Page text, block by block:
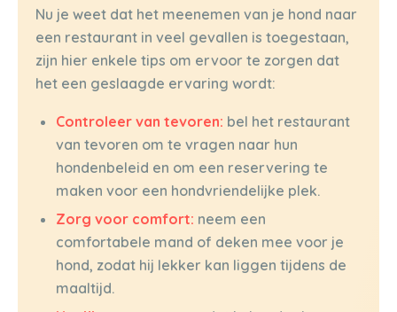
Nu je weet dat het meenemen van je hond naar
een restaurant in veel gevallen is toegestaan,
zijn hier enkele tips om ervoor te zorgen dat
het een geslaagde ervaring wordt:
Controleer van tevoren: bel het restaurant
van tevoren om te vragen naar hun
hondenbeleid en om een reservering te
maken voor een hondvriendelijke plek.
Zorg voor comfort: neem een
comfortabele mand of deken mee voor je
hond, zodat hij lekker kan liggen tijdens de
maaltijd.